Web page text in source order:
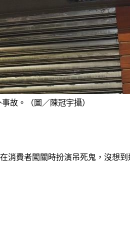
故。（圖／陳冠宇攝）
消費者闖關時扮演吊死鬼，沒想